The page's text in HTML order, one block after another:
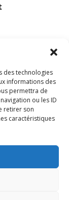
des technologies
informations des
permettra de
ou les ID
retirer son
caractéristiques